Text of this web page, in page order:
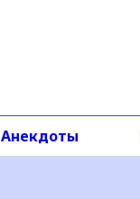
Анекдоты